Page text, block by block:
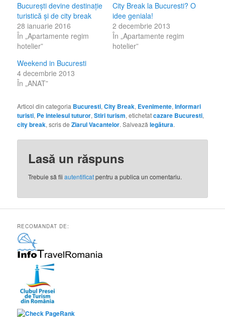
Bucureşti devine destinaţie
turistică şi de city break
28 ianuarie 2016
În „Apartamente regim
hotelier”
City Break la Bucuresti? O
idee geniala!
2 decembrie 2013
În „Apartamente regim
hotelier”
Weekend in Bucuresti
4 decembrie 2013
În „ANAT”
Articol din categoria Bucuresti,City Break, Evenimente,Informari
turisti, Pe intelesul tuturor,Stiri turism, etichetatcazare Bucuresti,
city break, scris deZiarul Vacantelor. Salveazălegătura.
Lasă un răspuns
Trebuie să fiiautentificatpentru a publica un comentariu.
RECOMANDAT DE: